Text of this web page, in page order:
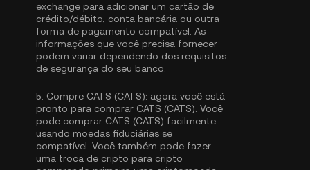
exchange para adicionar um cartão de
crédito/débito, conta bancária ou outra
forma de pagamento compatível. As
informações que você precisa fornecer
podem variar dependendo dos requisitos
de segurança do seu banco.
5. Compre CATS (CATS): agora você está
pronto para comprar CATS (CATS). Você
pode comprar CATS (CATS) facilmente
usando moedas fiduciárias se
compatível. Você também pode fazer
uma troca de cripto para cripto